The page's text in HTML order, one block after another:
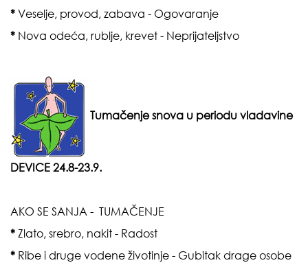
* Veselje, provod, zabava - Ogovaranje
* Nova odeća, rublje, krevet - Neprijateljstvo
Tumačenje snova u periodu vladavine
DEVICE 24.8-23.9.
AKO SE SANJA - TUMAČENJE
* Zlato, srebro, nakit - Radost
* Ribe i druge vodene životinje - Gubitak drage osobe